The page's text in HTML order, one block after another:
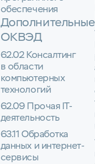
обеспечения
Дополнительные
ОКВЭД
62.02 Консалтинг
в области
компьютерных
технологий
62.09 Прочая IT-
деятельность
63.11 Обработка
данных и интернет-
сервисы